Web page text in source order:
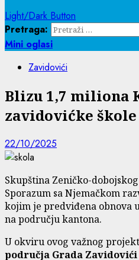
Light/Dark Button
Pretraga:
Mini oglasi
Zavidovići
Blizu 1,7 miliona
zavidovićke škole
22/10/2025
Skupština Zeničko-
Sporazum sa Njemačkom
kojim je predviđena obnova
na području kantona.
U okviru ovog važnog
područja Grada Zavidovići